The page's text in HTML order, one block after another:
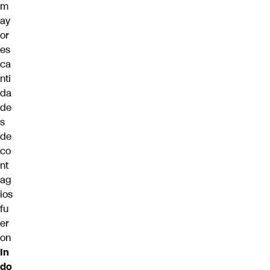
m
ay
or
es
ca
nti
da
de
s
de
co
nt
ag
ios
fu
er
on
In
do